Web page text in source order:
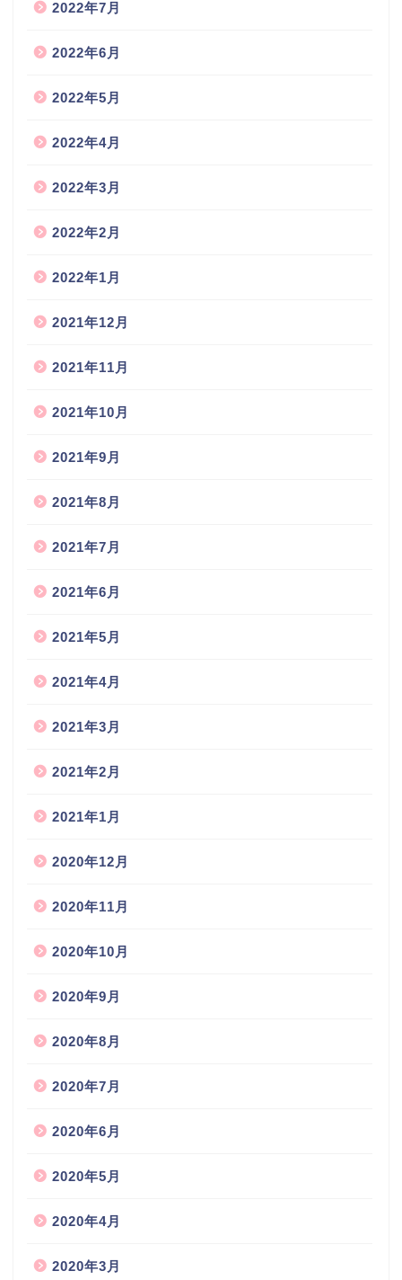
2022年7月
2022年6月
2022年5月
2022年4月
2022年3月
2022年2月
2022年1月
2021年12月
2021年11月
2021年10月
2021年9月
2021年8月
2021年7月
2021年6月
2021年5月
2021年4月
2021年3月
2021年2月
2021年1月
2020年12月
2020年11月
2020年10月
2020年9月
2020年8月
2020年7月
2020年6月
2020年5月
2020年4月
2020年3月